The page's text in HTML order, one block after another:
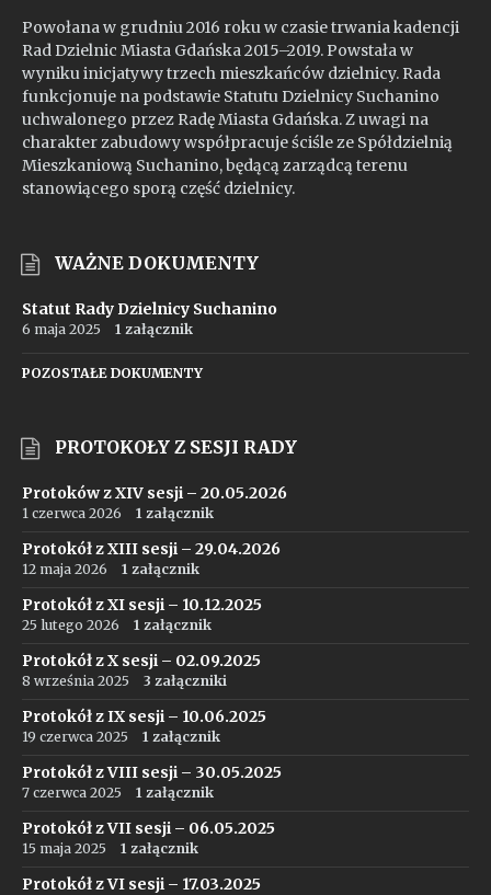
Powołana w grudniu 2016 roku w czasie trwania kadencji
Rad Dzielnic Miasta Gdańska 2015–2019. Powstała w
wyniku inicjatywy trzech mieszkańców dzielnicy. Rada
funkcjonuje na podstawie Statutu Dzielnicy Suchanino
uchwalonego przez Radę Miasta Gdańska. Z uwagi na
charakter zabudowy współpracuje ściśle ze Spółdzielnią
Mieszkaniową Suchanino, będącą zarządcą terenu
stanowiącego sporą część dzielnicy.
WAŻNE DOKUMENTY
Statut Rady Dzielnicy Suchanino
6 maja 2025 1 załącznik
POZOSTAŁE DOKUMENTY
PROTOKOŁY Z SESJI RADY
Protoków z XIV sesji – 20.05.2026
1 czerwca 2026 1 załącznik
Protokół z XIII sesji – 29.04.2026
12 maja 2026 1 załącznik
Protokół z XI sesji – 10.12.2025
25 lutego 2026 1 załącznik
Protokół z X sesji – 02.09.2025
8 września 2025 3 załączniki
Protokół z IX sesji – 10.06.2025
19 czerwca 2025 1 załącznik
Protokół z VIII sesji – 30.05.2025
7 czerwca 2025 1 załącznik
Protokół z VII sesji – 06.05.2025
15 maja 2025 1 załącznik
Protokół z VI sesji – 17.03.2025